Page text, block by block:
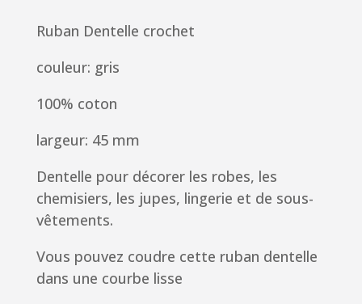
Ruban Dentelle crochet
couleur: gris
100% coton
largeur: 45 mm
Dentelle pour décorer les robes, les
chemisiers, les jupes, lingerie et de sous-
vêtements.
Vous pouvez coudre cette ruban dentelle
dans une courbe lisse